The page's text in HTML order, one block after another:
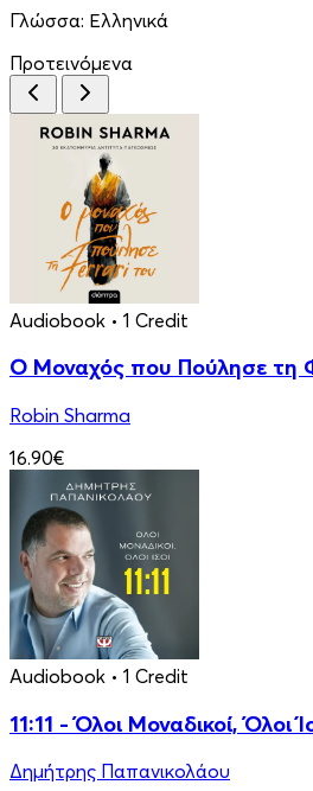
Γλώσσα: Ελληνικά
Προτεινόμενα
Audiobook • 1 Credit
Ο Μοναχός που Πούλησε τη
Robin Sharma
16.90€
Audiobook • 1 Credit
11:11 - Όλοι Μοναδικοί, Όλοι
Δημήτρης Παπανικολάου